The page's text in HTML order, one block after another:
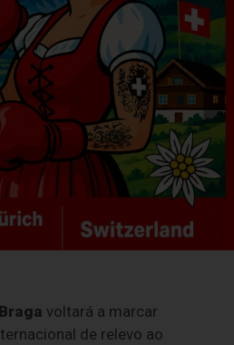
voltará a marcar
de relevo ao